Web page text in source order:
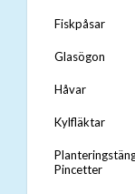
Fiskpåsar
Glasögon
Håvar
Kylfläktar
Pincetter